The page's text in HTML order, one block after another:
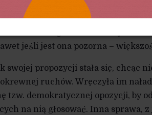
się zawieszenie jego istotnego
nie tylko nie przejawia takich
jeśli jest ona pozorna –
swojej propozycji stała się, chcąc
ruchów. Wręczyła im
tzw. demokratycznej opozycji, by
na nią głosować. Inna sprawa,